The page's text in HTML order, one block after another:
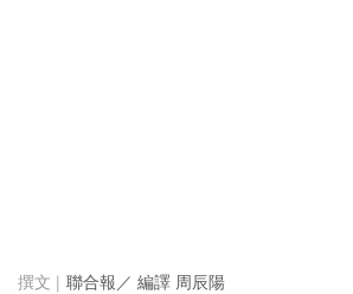
聯合報／ 編譯 周辰陽